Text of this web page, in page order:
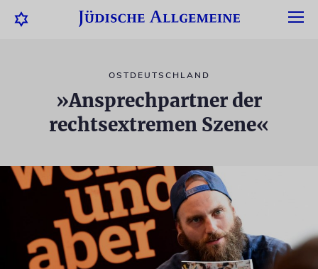
OSTDEUTSCHLAND
»Ansprechpartner der
rechtsextremen Szene«